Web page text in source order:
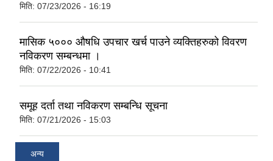
मिति: 07/23/2026 - 16:19
मासिक ५००० औषधि उपचार खर्च पाउने व्यक्तिहरुको विवरण
नविकरण सम्बन्धमा ।
मिति: 07/22/2026 - 10:41
समूह दर्ता तथा नविकरण सम्बन्धि सूचना
मिति: 07/21/2026 - 15:03
अन्य